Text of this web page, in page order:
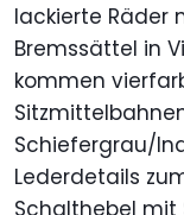
lackierte Räder
Bremssättel in
kommen
Schiefergrau/
Lederdetails
Schalthebel mit